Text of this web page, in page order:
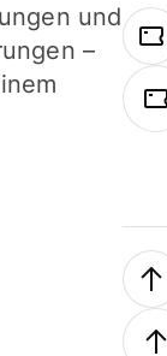
und
–